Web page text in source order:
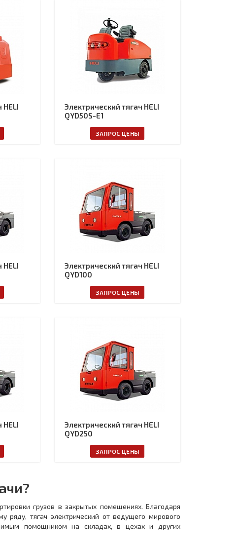
HELI
Электрический тягач HELI
QYD50S-E1
ЗАПРОС ЦЕНЫ
HELI
Электрический тягач HELI
QYD100
ЗАПРОС ЦЕНЫ
HELI
Электрический тягач HELI
QYD250
ЗАПРОС ЦЕНЫ
грузов в закрытых помещениях. Благодаря
ряду, тягач электрический от ведущего мирового
помощником на складах, в цехах и других